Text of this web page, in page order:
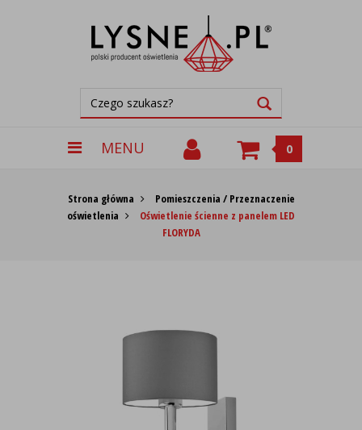
MENU 0
Strona główna
Pomieszczenia / Przeznaczenie
oświetlenia
Oświetlenie ścienne z panelem LED
FLORYDA